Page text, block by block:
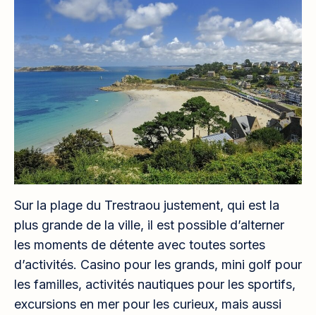
Sur la plage du Trestraou justement, qui est la
plus grande de la ville, il est possible d’alterner
les moments de détente avec toutes sortes
d’activités. Casino pour les grands, mini golf pour
les familles, activités nautiques pour les sportifs,
excursions en mer pour les curieux, mais aussi